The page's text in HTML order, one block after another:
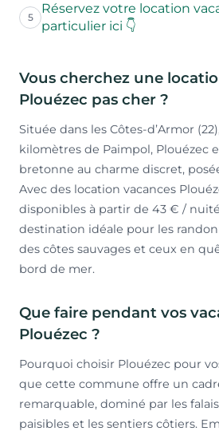
5
Réservez votre location
particulier ici 👇
Vous cherchez une
Plouézec pas cher ?
Située dans les Côtes-d’Armor
kilomètres de Paimpol, Plouézec
bretonne au charme discret,
Avec des location vacances
disponibles à partir de 43 € /
destination idéale pour les
des côtes sauvages et ceux en
bord de mer.
Que faire pendant vos
Plouézec ?
Pourquoi choisir Plouézec pour
que cette commune offre un
remarquable, dominé par les
paisibles et les sentiers côtiers.